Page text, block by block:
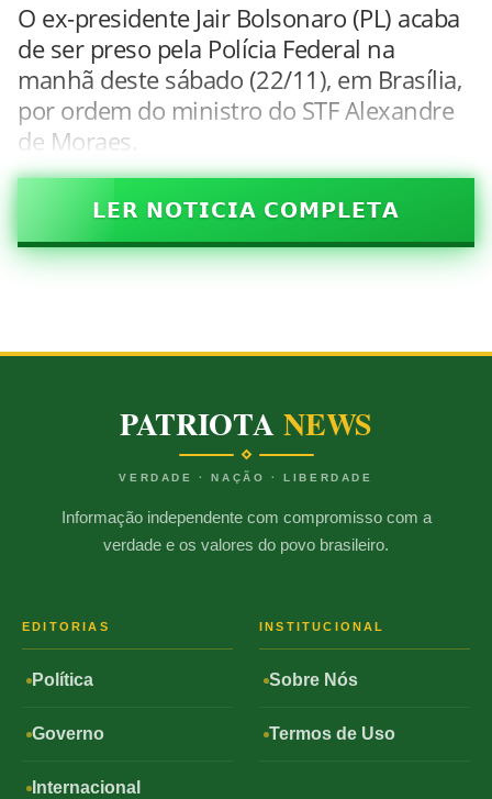
O ex-presidente Jair Bolsonaro (PL) acaba
de ser preso pela Polícia Federal na
manhã deste sábado (22/11), em Brasília,
por ordem do ministro do STF Alexandre
de Moraes.
𝗟𝗘𝗥 𝗡𝗢𝗧𝗜𝗖𝗜𝗔 𝗖𝗢𝗠𝗣𝗟𝗘𝗧𝗔
PATRIOTANEWS
VERDADE · NAÇÃO · LIBERDADE
Informação independente com compromisso com a
verdade e os valores do povo brasileiro.
EDITORIAS
Política
Governo
Internacional
INSTITUCIONAL
Sobre Nós
Termos de Uso